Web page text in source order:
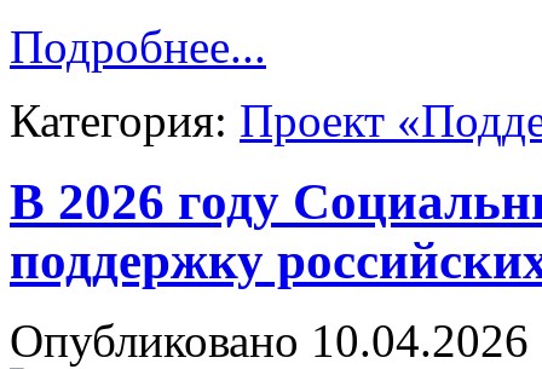
Подробнее...
Категория: Проект
В 2026 году
поддержку
Опубликовано